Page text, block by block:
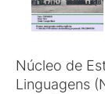
Núcleo de
Linguagens